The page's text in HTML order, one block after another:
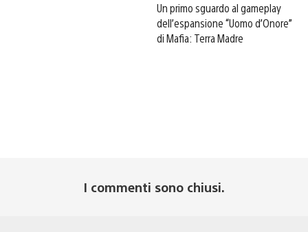
Un primo sguardo al gameplay
dell’espansione “Uomo d’Onore”
di Mafia: Terra Madre
I commenti sono chiusi.